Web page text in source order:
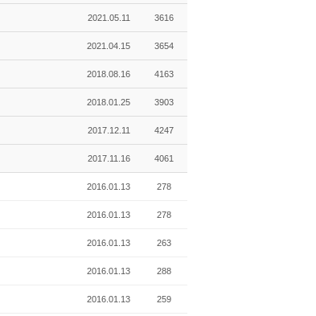
2021.05.11 3616
2021.04.15 3654
2018.08.16 4163
2018.01.25 3903
2017.12.11 4247
2017.11.16 4061
2016.01.13 278
2016.01.13 278
2016.01.13 263
2016.01.13 288
2016.01.13 259